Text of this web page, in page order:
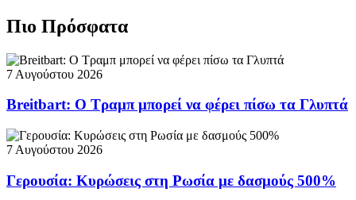
Πιο Πρόσφατα
7 Αυγούστου 2026
Breitbart: Ο Τραμπ μπορεί να φέρει πίσω τα Γλυπτά
7 Αυγούστου 2026
Γερουσία: Κυρώσεις στη Ρωσία με δασμούς 500%